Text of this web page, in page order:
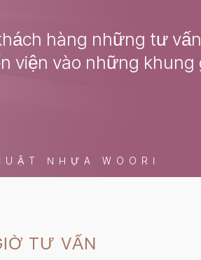
hàng những tư
viện vào những khung
NHỰA WOORI
TƯ VẤN